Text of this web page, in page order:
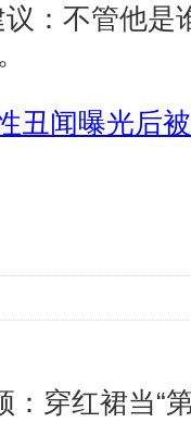
：不管他是
丑闻曝光后
穿红裙当“